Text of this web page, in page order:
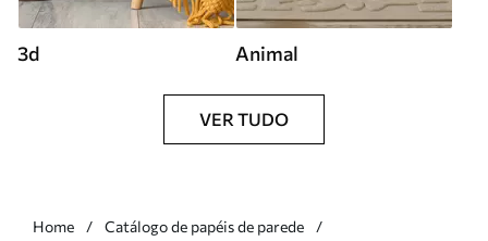
3d Animal
VER TUDO
Home
Catálogo de papéis de parede